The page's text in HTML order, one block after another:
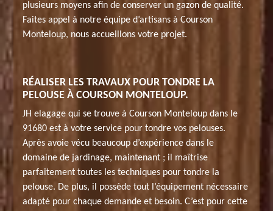
plusieurs moyens afin de conserver un gazon de qualité.
Faites appel à notre équipe d’artisans à Courson
Monteloup, nous accueillons votre projet.
RÉALISER LES TRAVAUX POUR TONDRE LA
PELOUSE À COURSON MONTELOUP.
JH elagage qui se trouve à Courson Monteloup dans le
91680 est à votre service pour tondre vos pelouses.
Après avoie vécu beaucoup d’expérience dans le
domaine de jardinage, maintenant ; il maîtrise
parfaitement toutes les techniques pour tondre la
pelouse. De plus, il possède tout l’équipement nécessaire
adapté pour chaque demande et besoin. C’est pour cette